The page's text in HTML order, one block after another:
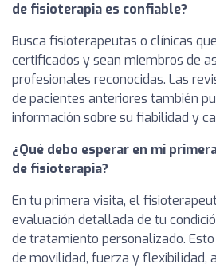
de fisioterapia es confiable?
Busca fisioterapeutas o clínicas
certificados y sean miembros de
profesionales reconocidas. Las
de pacientes anteriores también
información sobre su fiabilidad y
¿Qué debo esperar en mi
de fisioterapia?
En tu primera visita, el
evaluación detallada de tu
de tratamiento personalizado.
de movilidad, fuerza y flexibilidad,